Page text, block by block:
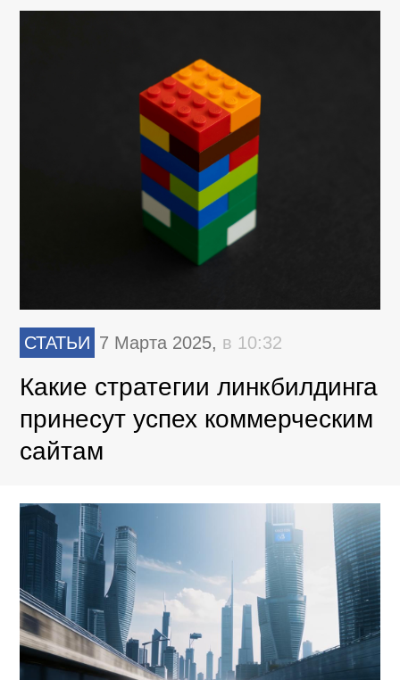
СТАТЬИ 7 Марта 2025, в 10:32
Какие стратегии линкбилдинга
принесут успех коммерческим
сайтам